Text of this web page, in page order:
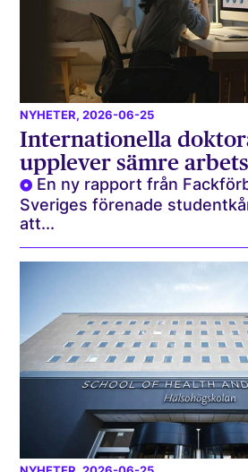
NYHETER, 2026-06-25
Internationella
upplever sämre
En ny rapport från
Sveriges förenade
att...